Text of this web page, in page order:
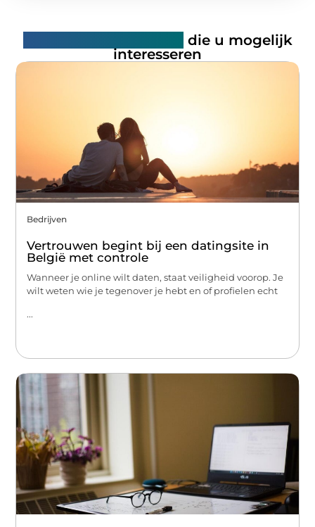
die u mogelijk
interesseren
Bedrijven
Vertrouwen begint bij een datingsite in
België met controle
Wanneer je online wilt daten, staat veiligheid voorop. Je
wilt weten wie je tegenover je hebt en of profielen echt
...